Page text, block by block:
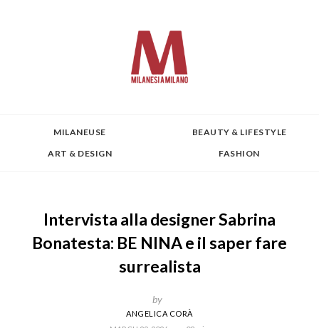
MILANEUSE
BEAUTY & LIFESTYLE
ART & DESIGN
FASHION
Intervista alla designer Sabrina
Bonatesta: BE NINA e il saper fare
surrealista
by
ANGELICA CORÀ